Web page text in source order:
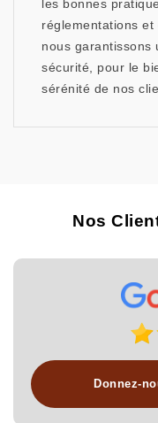
les bonnes
réglementations
nous garantissons
sécurité, pour le
sérénité de nos
Nos
Donnez-